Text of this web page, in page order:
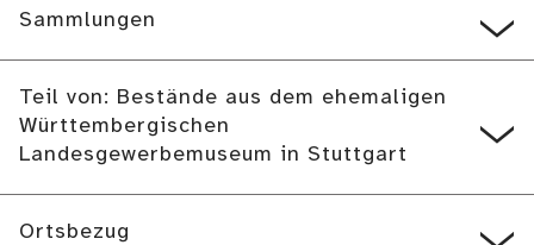
Sammlungen
Teil von: Bestände aus dem ehemaligen
Württembergischen
Landesgewerbemuseum in Stuttgart
Ortsbezug